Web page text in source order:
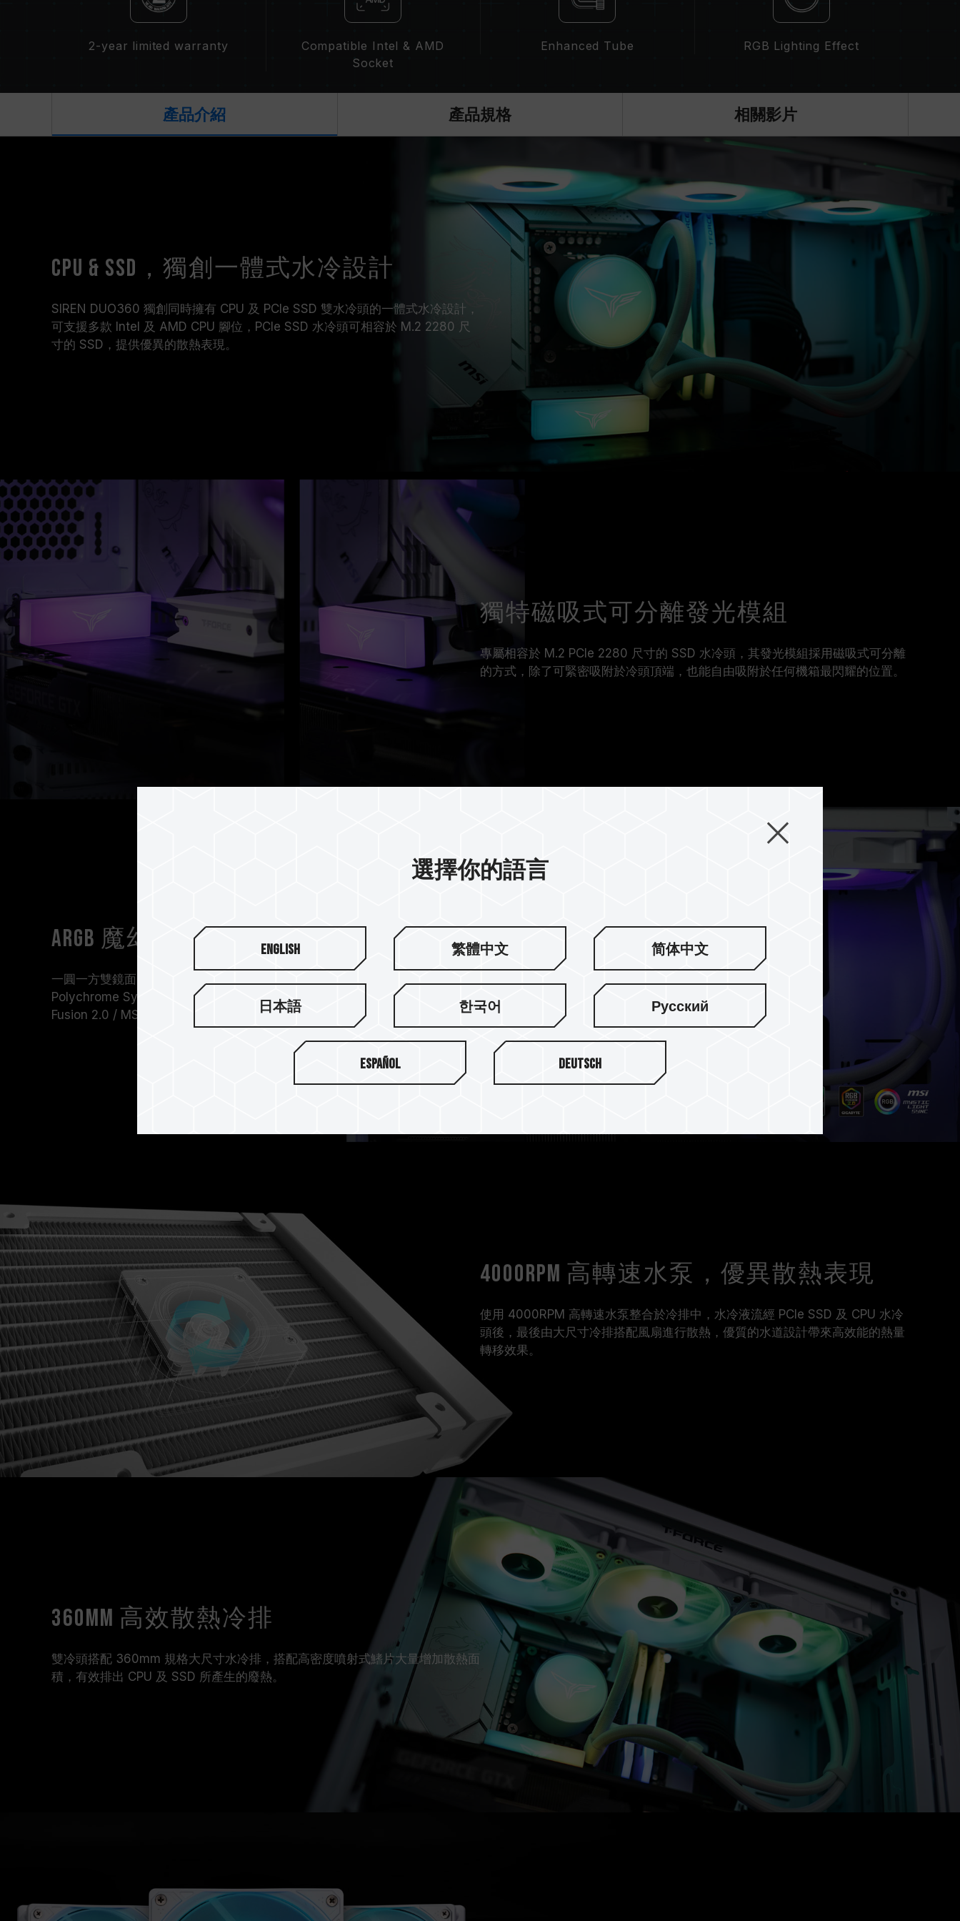
2-year limited warranty
Compatible Intel & AMD
Socket
Enhanced Tube RGB Lighting Effect
產品介紹 產品規格 相關影片
CPU & SSD，獨創一體式水冷設計
SIREN DUO360 獨創同時擁有 CPU 及 PCIe SSD 雙水冷頭的一體式水冷設計，
可支援多款 Intel 及 AMD CPU 腳位，PCIe SSD 水冷頭可相容於 M.2 2280 尺
寸的 SSD，提供優異的散熱表現。
獨特磁吸式可分離發光模組
專屬相容於 M.2 PCIe 2280 尺寸的 SSD 水冷頭，其發光模組採用磁吸式可分離
的方式，除了可緊密吸附於冷頭頂端，也能自由吸附於任何機箱最閃耀的位置。
ARGB 魔幻雙鏡面設計
一圓一方雙鏡面的 ARGB 魔幻水冷頭設計，支援 ASUS Aura Sync / ASROCK-
Polychrome Sync / BIOSTAR Advanced VIVID LED DJ / GIGABYTE RGB
Fusion 2.0 / MSI Mystic Light Sync 軟體，帶來最閃耀的水冷極光享受
4000RPM 高轉速水泵，優異散熱表現
使用 4000RPM 高轉速水泵整合於冷排中，水冷液流經 PCIe SSD 及 CPU 水冷
頭後，最後由大尺寸冷排搭配風扇進行散熱，優質的水道設計帶來高效能的熱量
轉移效果。
360mm 高效散熱冷排
雙冷頭搭配 360mm 規格大尺寸水冷排，搭配高密度噴射式鰭片大量增加散熱面
積，有效排出 CPU 及 SSD 所產生的廢熱。
選擇你的語言
English 繁體中文 简体中文
日本語 한국어 Русский
Español Deutsch